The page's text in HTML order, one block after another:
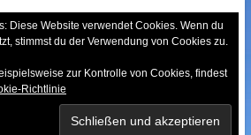
Wald-
Diese Website verwendet Cookies. Wenn du
stimmst du der Verwendung von Cookies zu.
zur Kontrolle von Cookies, findest
Richtlinie